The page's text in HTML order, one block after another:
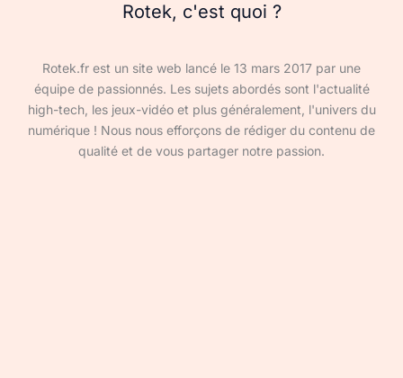
Rotek, c'est quoi ?
Rotek.fr est un site web lancé le 13 mars 2017 par une
équipe de passionnés. Les sujets abordés sont l'actualité
high-tech, les jeux-vidéo et plus généralement, l'univers du
numérique ! Nous nous efforçons de rédiger du contenu de
qualité et de vous partager notre passion.